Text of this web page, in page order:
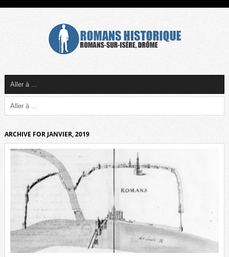
ARCHIVE FOR JANVIER, 2019